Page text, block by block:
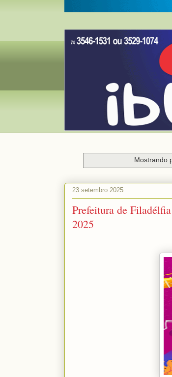
Mostrando
23 setembro 2025
Prefeitura de
2025